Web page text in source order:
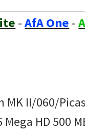
-AfA One -
II/060/
HD 500